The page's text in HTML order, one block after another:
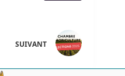
SUIVANT